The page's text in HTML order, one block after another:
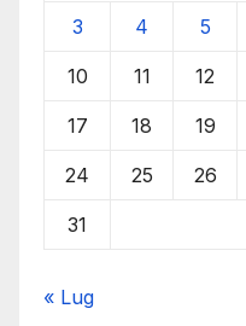
3 4 5
10 11 12
17 18 19
24 25 26
31
« Lug